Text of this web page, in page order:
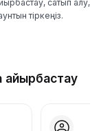
сатып алу,
тіркеңіз.
айырбастау